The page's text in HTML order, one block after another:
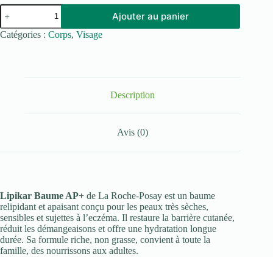
quantité
de
LA
ROCHE-
Ajouter au panier
Catégories : Corps, Visage
Description
Avis (0)
Lipikar Baume AP+ de La Roche-Posay est un baume
relipidant et apaisant conçu pour les peaux très sèches,
sensibles et sujettes à l’eczéma. Il restaure la barrière cutanée,
réduit les démangeaisons et offre une hydratation longue
durée. Sa formule riche, non grasse, convient à toute la
famille, des nourrissons aux adultes.